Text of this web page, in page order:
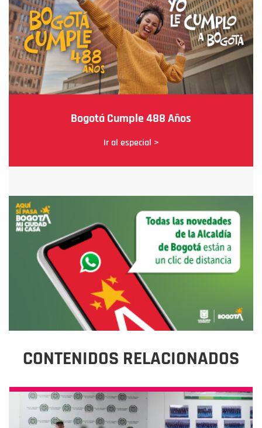
Bogotá Cumple 488 Años
Ir al especial >
CONTENIDOS RELACIONADOS